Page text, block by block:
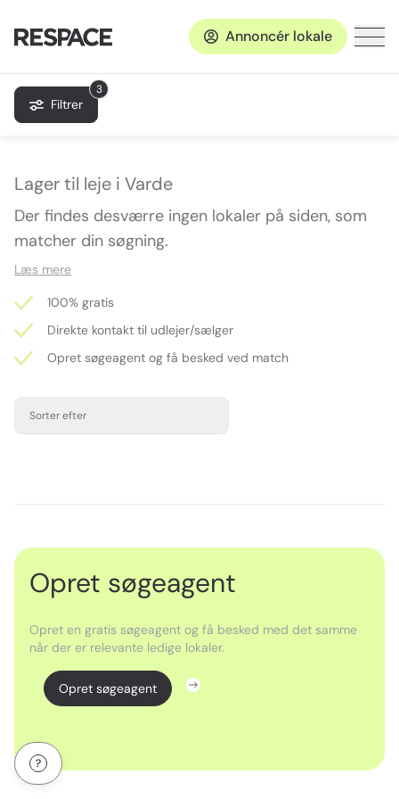
Annoncér lokale
3
Filtrer
Lager til leje i Varde
Der findes desværre ingen lokaler på siden, som
matcher din søgning.
Læs mere
100% gratis
Direkte kontakt til udlejer/sælger
Opret søgeagent og få besked ved match
Sorter efter
Opret søgeagent
Opret en gratis søgeagent og få besked med det samme
når der er relevante ledige lokaler.
Opret søgeagent